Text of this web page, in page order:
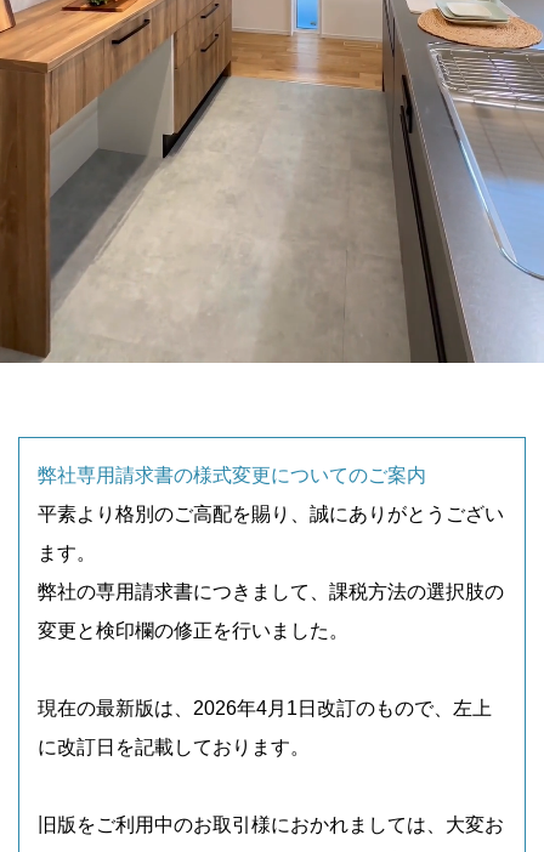
弊社専用請求書の様式変更についてのご案内
平素より格別のご高配を賜り、誠にありがとうござい
ます。
弊社の専用請求書につきまして、課税方法の選択肢の
変更と検印欄の修正を行いました。
現在の最新版は、2026年4月1日改訂のもので、左上
に改訂日を記載しております。
旧版をご利用中のお取引様におかれましては、大変お